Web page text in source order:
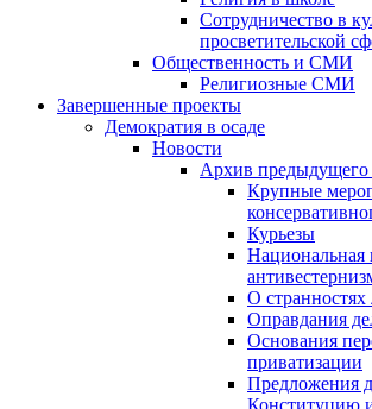
Сотрудничество в
просветительской
Общественность и СМИ
Религиозные СМИ
Завершенные проекты
Демократия в осаде
Новости
Архив предыдущего
Крупные
Курьезы
Национальная
О
Оправдания
Основания
приватизации
Предложения
Конституцию